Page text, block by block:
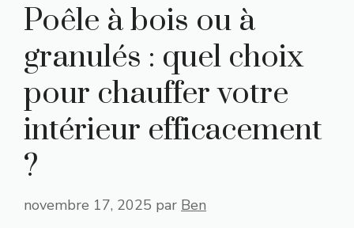
Poêle à bois ou à
granulés : quel choix
pour chauffer votre
intérieur efficacement
?
novembre 17, 2025 par Ben